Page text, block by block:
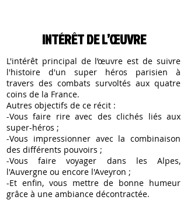
INTÉRÊT DE L’ŒUVRE
L'intérêt principal de l’œuvre est de suivre
l'histoire d'un super héros parisien à
travers des combats survoltés aux quatre
coins de la France.
Autres objectifs de ce récit :
-Vous faire rire avec des clichés liés aux
super-héros ;
-Vous impressionner avec la combinaison
des différents pouvoirs ;
-Vous faire voyager dans les Alpes,
l'Auvergne ou encore l'Aveyron ;
-Et enfin, vous mettre de bonne humeur
grâce à une ambiance décontractée.